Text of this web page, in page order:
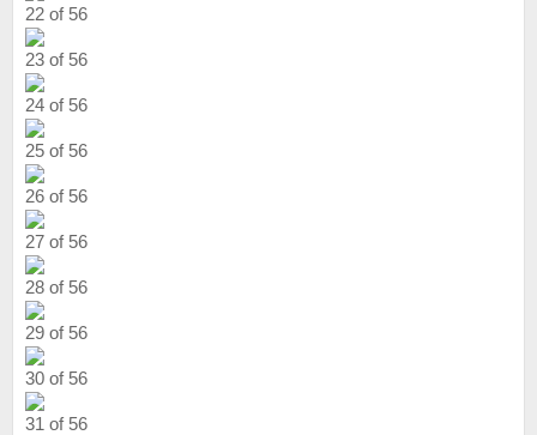
22 of 56
23 of 56
24 of 56
25 of 56
26 of 56
27 of 56
28 of 56
29 of 56
30 of 56
31 of 56